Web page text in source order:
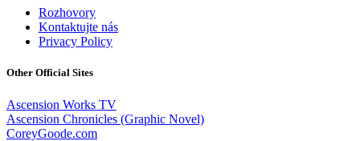
Rozhovory
Kontaktujte nás
Privacy Policy
Other Official Sites
Ascension Works TV
Ascension Chronicles (Graphic Novel)
CoreyGoode.com